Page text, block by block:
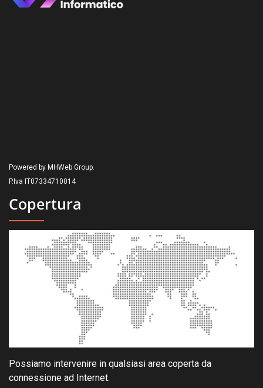
Powered by MHWeb Group.
P.Iva IT07334710014
Copertura
Possiamo intervenire in qualsiasi area coperta da
connessione ad Internet.